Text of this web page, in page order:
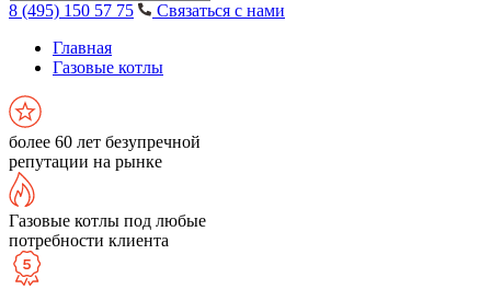
8 (495) 150 57 75
Связаться с нами
Главная
Газовые котлы
более 60 лет безупречной
репутации на рынке
Газовые котлы под любые
потребности клиента